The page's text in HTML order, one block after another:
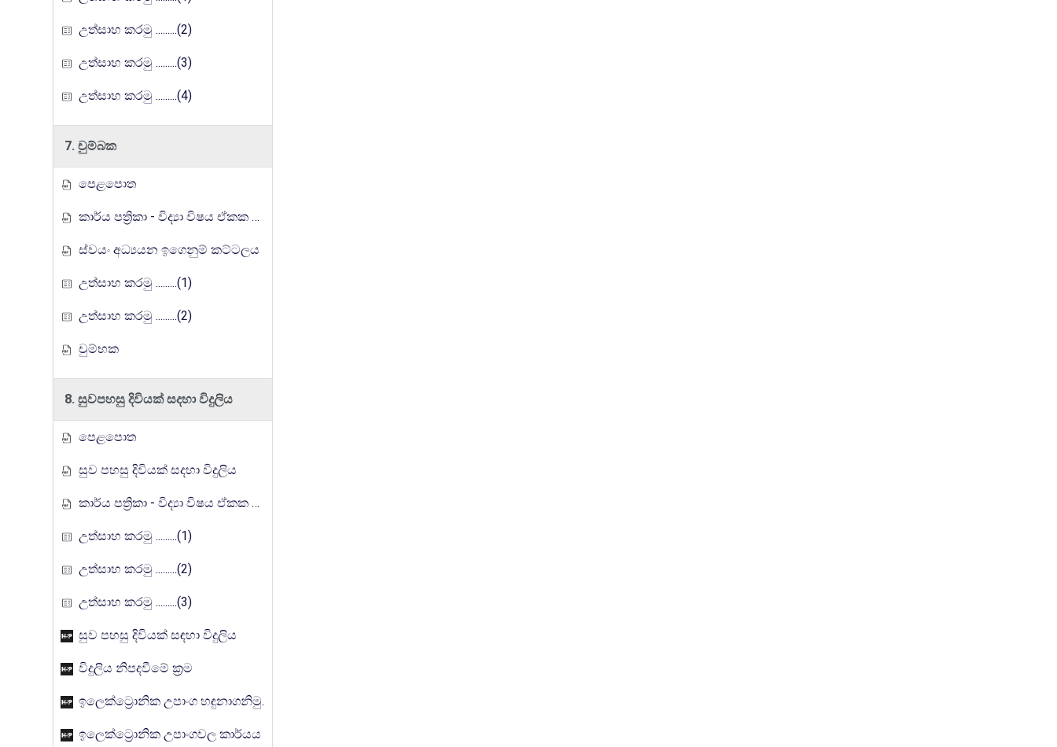
උත්සාහ කරමු .........(2)
උත්සාහ කරමු .........(3)
උත්සාහ කරමු .........(4)
7. චුම්බක
පෙළපොත
කාර්ය පත්‍රිකා - විද්‍යා විෂය ඒකක සංවර්ධන වැඩසටහන, මතුගම අධ්‍යාපන කලාපය
ස්වයං අධ්‍යයන ඉගෙනුම් කට්ටලය
උත්සාහ කරමු .........(1)
උත්සාහ කරමු .........(2)
චුම්භක
8. සුවපහසු දිවියක් සදහා විදුලිය
පෙළපොත
සුව පහසු දිවියක් සදහා විදුලිය
කාර්ය පත්‍රිකා - විද්‍යා විෂය ඒකක සංවර්ධන වැඩසටහන, මතුගම අධ්‍යාපන කලාපය
උත්සාහ කරමු .........(1)
උත්සාහ කරමු .........(2)
උත්සාහ කරමු .........(3)
සුව පහසු දිවියක් සඳහා විදුලිය
විදුලිය නිපදවීමේ ක්‍රම
ඉලෙක්ට්‍රොනික උපාංග හඳුනාගනිමු.
ඉලෙක්ට්‍රොනික උපාංගවල කාර්යය